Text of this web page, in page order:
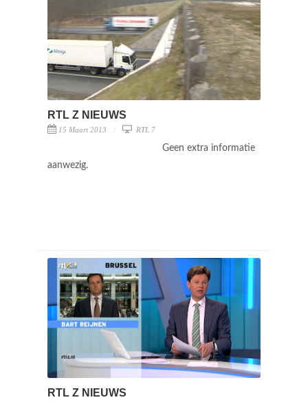
RTL Z NIEUWS
15 Maart 2013 RTL 7
Geen extra informatie
aanwezig.
RTL Z NIEUWS